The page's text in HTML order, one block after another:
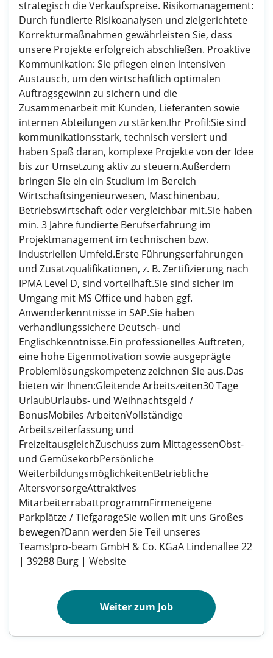
strategisch die Verkaufspreise. Risikomanagement:
Durch fundierte Risikoanalysen und zielgerichtete
Korrekturmaßnahmen gewährleisten Sie, dass
unsere Projekte erfolgreich abschließen. Proaktive
Kommunikation: Sie pflegen einen intensiven
Austausch, um den wirtschaftlich optimalen
Auftragsgewinn zu sichern und die
Zusammenarbeit mit Kunden, Lieferanten sowie
internen Abteilungen zu stärken.Ihr Profil:Sie sind
kommunikationsstark, technisch versiert und
haben Spaß daran, komplexe Projekte von der Idee
bis zur Umsetzung aktiv zu steuern.Außerdem
bringen Sie ein ein Studium im Bereich
Wirtschaftsingenieurwesen, Maschinenbau,
Betriebswirtschaft oder vergleichbar mit.Sie haben
min. 3 Jahre fundierte Berufserfahrung im
Projektmanagement im technischen bzw.
industriellen Umfeld.Erste Führungserfahrungen
und Zusatzqualifikationen, z. B. Zertifizierung nach
IPMA Level D, sind vorteilhaft.Sie sind sicher im
Umgang mit MS Office und haben ggf.
Anwenderkenntnisse in SAP.Sie haben
verhandlungssichere Deutsch- und
Englischkenntnisse.Ein professionelles Auftreten,
eine hohe Eigenmotivation sowie ausgeprägte
Problemlösungskompetenz zeichnen Sie aus.Das
bieten wir Ihnen:Gleitende Arbeitszeiten30 Tage
UrlaubUrlaubs- und Weihnachtsgeld /
BonusMobiles ArbeitenVollständige
Arbeitszeiterfassung und
FreizeitausgleichZuschuss zum MittagessenObst-
und GemüsekorbPersönliche
WeiterbildungsmöglichkeitenBetriebliche
AltersvorsorgeAttraktives
MitarbeiterrabattprogrammFirmeneigene
Parkplätze / TiefgarageSie wollen mit uns Großes
bewegen?Dann werden Sie Teil unseres
Teams!pro-beam GmbH & Co. KGaA Lindenallee 22
| 39288 Burg | Website
Weiter zum Job